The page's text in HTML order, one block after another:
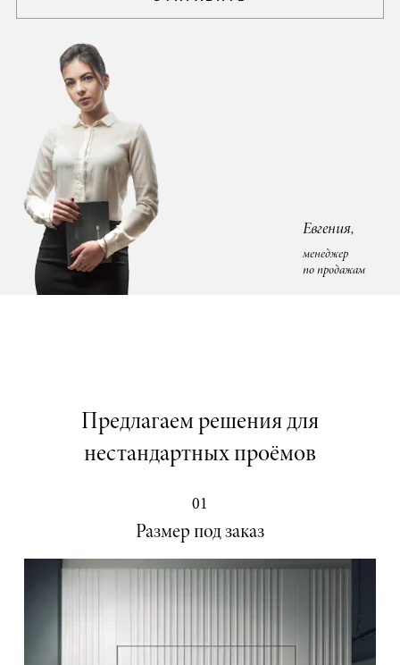
Евгения,
менеджер
по продажам
Предлагаем решения для
нестандартных проёмов
01
Размер под заказ